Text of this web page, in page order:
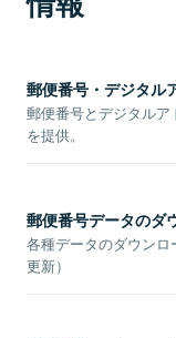
郵便番号・デジタル
郵便番号とデジタル
を提供。
郵便番号データのダ
各種データのダウンロ
更新）